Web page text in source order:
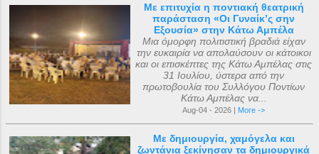
Με επιτυχία η ποντιακή θεατρική
παράσταση «Οι Γυναίκ’ς σην
Εξουσία» στην Κάτω Αμπέλα
Μια όμορφη πολιτιστική βραδιά είχαν
την ευκαιρία να απολαύσουν οι κάτοικοι
και οι επισκέπτες της Κάτω Αμπέλας στις
31 Ιουλίου, ύστερα από την
πρωτοβουλία του Συλλόγου Ποντίων
Κάτω Αμπέλας να...
Aug-04 - 2026 | More ->
Με δημιουργία, χαμόγελα και
ζωντάνια ξεκίνησαν τα δημιουργικά